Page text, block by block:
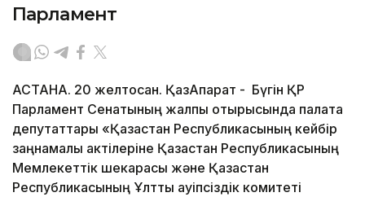
Парламент
АСТАНА. 20 желтоқсан. ҚазАқпарат - Бүгін ҚР
Парламент Cенатының жалпы отырысында палата
депутаттары «Қазақстан Республикасының кейбір
заңнамалық актілеріне Қазақстан Республикасының
Мемлекеттік шекарасы және Қазақстан
Республикасының Ұлттық қауіпсіздік комитеті